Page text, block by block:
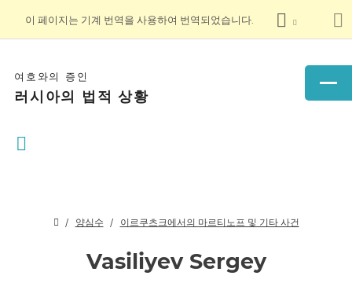
이 페이지는 기계 번역을 사용하여 번역되었습니다.
여호와의 증인
러시아의 법적 상황
양심수 이르쿠츠크에서의 마르티노프 및 기타 사건
Vasiliyev Sergey